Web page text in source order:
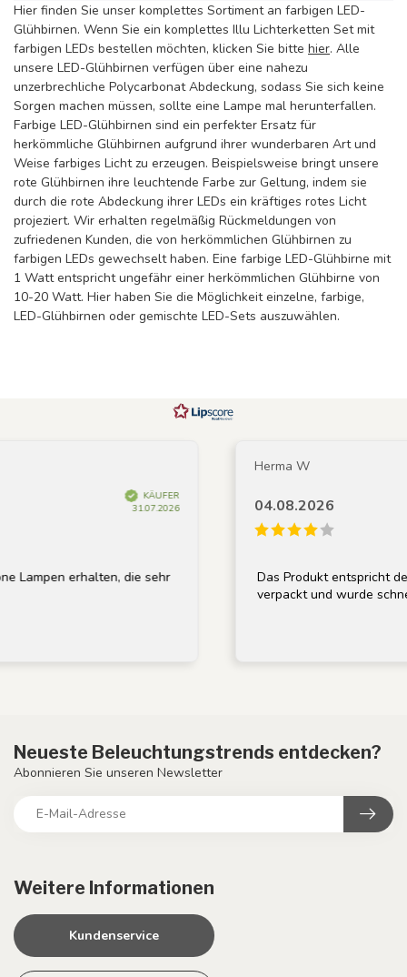
Hier finden Sie unser komplettes Sortiment an farbigen LED-
Glühbirnen. Wenn Sie ein komplettes Illu Lichterketten Set mit
farbigen LEDs bestellen möchten, klicken Sie bitte hier. Alle
unsere LED-Glühbirnen verfügen über eine nahezu
unzerbrechliche Polycarbonat Abdeckung, sodass Sie sich keine
Sorgen machen müssen, sollte eine Lampe mal herunterfallen.
Farbige LED-Glühbirnen sind ein perfekter Ersatz für
herkömmliche Glühbirnen aufgrund ihrer wunderbaren Art und
Weise farbiges Licht zu erzeugen. Beispielsweise bringt unsere
rote Glühbirnen ihre leuchtende Farbe zur Geltung, indem sie
durch die rote Abdeckung ihrer LEDs ein kräftiges rotes Licht
projeziert. Wir erhalten regelmäßig Rückmeldungen von
zufriedenen Kunden, die von herkömmlichen Glühbirnen zu
farbigen LEDs gewechselt haben. Eine farbige LED-Glühbirne mit
1 Watt entspricht ungefähr einer herkömmlichen Glühbirne von
10-20 Watt. Hier haben Sie die Möglichkeit einzelne, farbige,
LED-Glühbirnen oder gemischte LED-Sets auszuwählen.
KÄUFER
31.07.2026
erhalten, die sehr
Herma W
04.08.2026
Das Produkt entspricht der
verpackt und wurde schnell
Weitere Informationen
Kundenservice
Neueste Beleuchtungstrends entdecken?
Abonnieren Sie unseren Newsletter